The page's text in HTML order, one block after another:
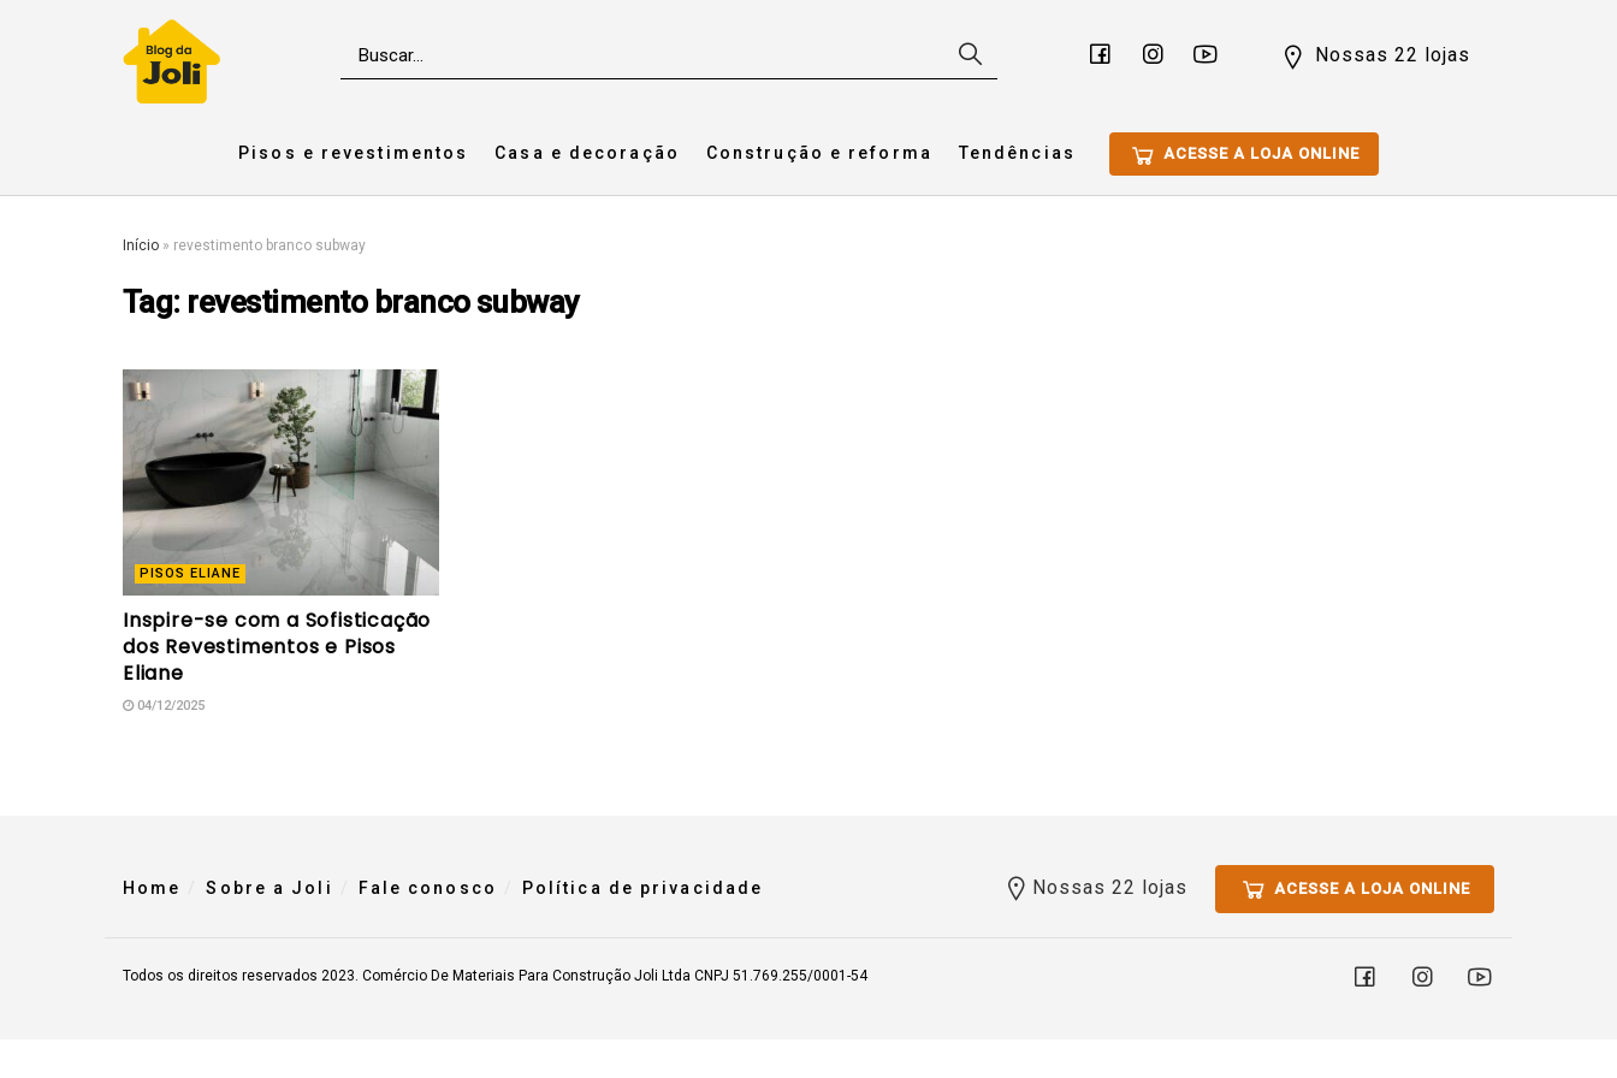
Nossas 22 lojas
Pisos e revestimentos Casa e decoração Construção e reforma Tendências ACESSE A LOJA ONLINE
Início » revestimento branco subway
Tag: revestimento branco subway
PISOS ELIANE
Inspire-se com a Sofisticação
dos Revestimentos e Pisos
Eliane
04/12/2025
Home Sobre a Joli Fale conosco Política de privacidade Nossas 22 lojas ACESSE A LOJA ONLINE
Todos os direitos reservados 2023. Comércio De Materiais Para Construção Joli Ltda CNPJ 51.769.255/0001-54